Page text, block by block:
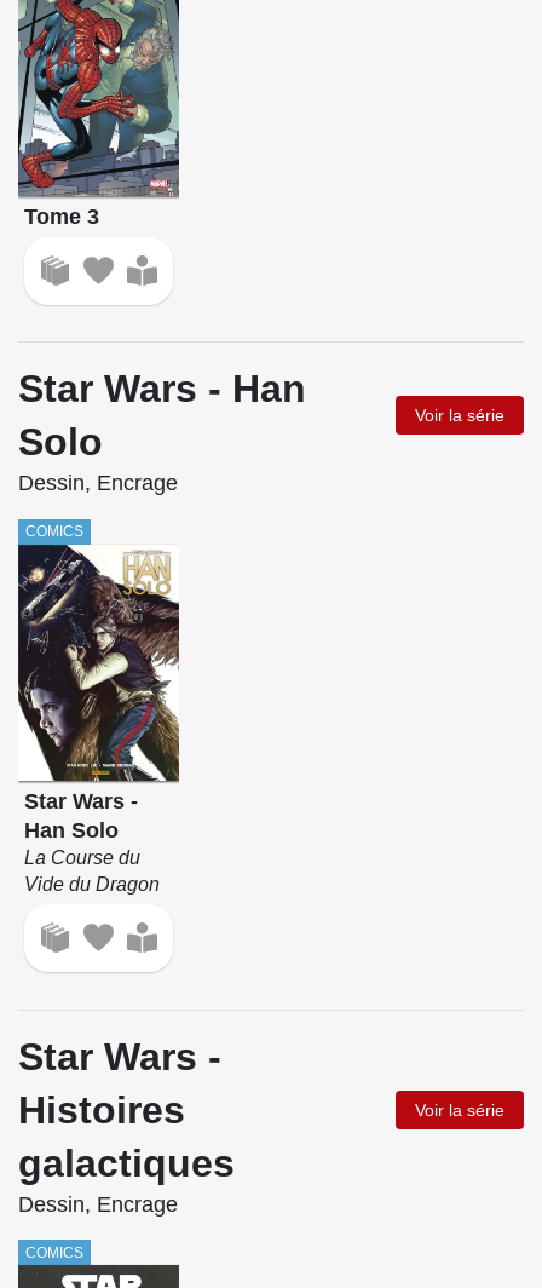
Tome 3
Star Wars - Han
Solo
Voir la série
Dessin, Encrage
COMICS
Star Wars -
Han Solo
La Course du
Vide du Dragon
Star Wars -
Histoires
galactiques
Voir la série
Dessin, Encrage
COMICS